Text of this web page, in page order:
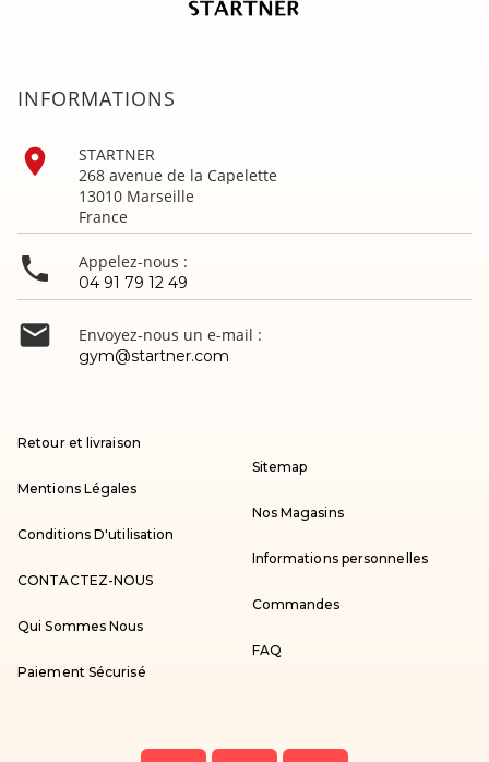
INFORMATIONS

STARTNER
268 avenue de la Capelette
13010 Marseille
France
 Appelez-nous :
04 91 79 12 49
 Envoyez-nous un e-mail :
gym@startner.com
Retour et livraison
Mentions Légales
Conditions D'utilisation
CONTACTEZ-NOUS
Qui Sommes Nous
Paiement Sécurisé
Sitemap
Nos Magasins
Informations personnelles
Commandes
FAQ